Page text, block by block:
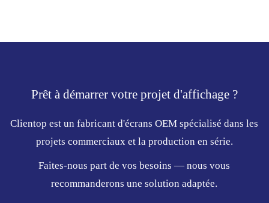
Prêt à démarrer votre projet d'affichage ?
Clientop est un fabricant d'écrans OEM spécialisé dans les
projets commerciaux et la production en série.
Faites-nous part de vos besoins — nous vous
recommanderons une solution adaptée.